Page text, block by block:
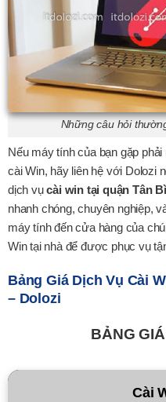
Những câu hỏi
Nếu máy tính của bạn gặp
cài Win, hãy liên hệ với Dolozi
dịch vụcài win tại quận Tân
nhanh chóng, chuyên nghiệp,
máy tính đến cửa hàng của
Win tại nhà để được phục vụ
Bảng Giá Dịch Vụ Cài
– Dolozi
BẢNG
Cài